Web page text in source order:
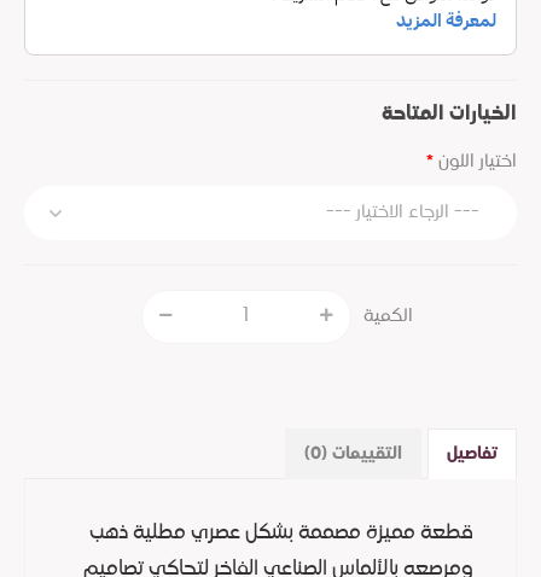
الخيارات المتاحة
اختيار اللون
الكمية
تفاصيل التقييمات (0)
قطعة مميزة مصممة بشكل عصري مطلية ذهب
ومرصعه بالألماس الصناعي الفاخر لتحاكي تصاميم